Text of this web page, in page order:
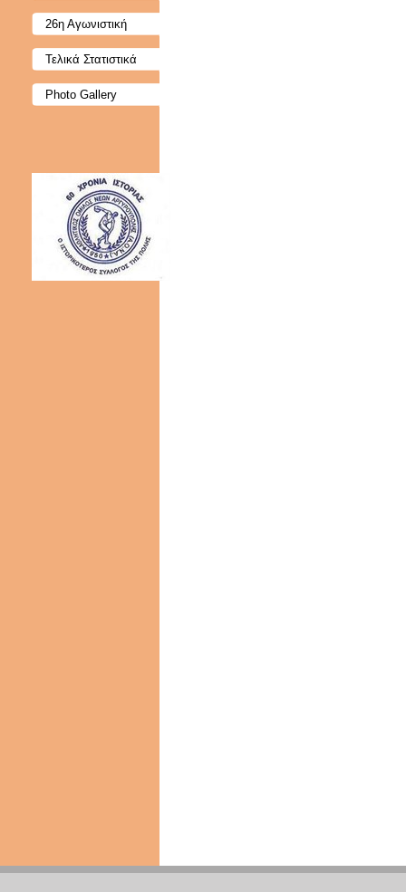
26η Αγωνιστική
Τελικά Στατιστικά
Photo Gallery